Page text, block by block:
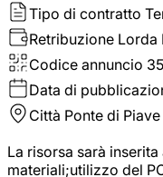
Tipo di contratto
Retribuzione Lorda
Codice annuncio
Data di
Città Ponte di Piave
La risorsa sarà
materiali;utilizzo del